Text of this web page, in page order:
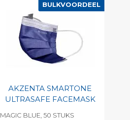
Print barcode
BULKVOORDEEL
AKZENTA SMARTONE
ULTRASAFE FACEMASK
MAGIC BLUE, 50 STUKS